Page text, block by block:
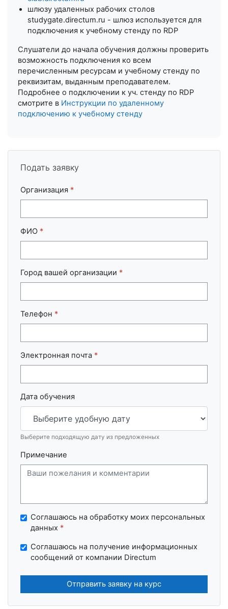
шлюзу удаленных рабочих столов
studygate.directum.ru - шлюз используется для
подключения к учебному стенду по RDP
Слушатели до начала обучения должны проверить
возможность подключения ко всем
перечисленным ресурсам и учебному стенду по
реквизитам, выданным преподавателем.
Подробнее о подключении к уч. стенду по RDP
смотрите в Инструкции по удаленному
подключению к учебному стенду
Подать заявку
Организация *
ФИО *
Город вашей организации *
Телефон *
Электронная почта *
Дата обучения
Выберите подходящую дату из предложенных
Примечание
Соглашаюсь на обработку моих персональных
данных *
Соглашаюсь на получение информационных
сообщений от компании Directum
Отправить заявку на курс